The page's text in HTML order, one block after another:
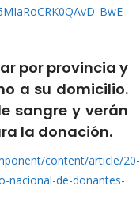
por provincia y
a su domicilio.
sangre y verán
la donación.
content/article/20-
nacional-de-donantes-